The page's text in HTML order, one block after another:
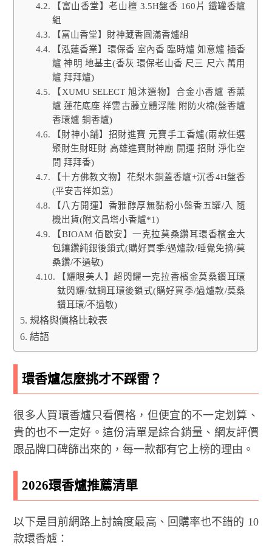
【富山香堂】老山檀 3.5H盤香 160片 鐵罐香爐
組
【富山香堂】財神藏香圓滿香爐組
【泓蓮香業】環保香 室內香 臨時爐 如意爐 插香
爐 神明 地基主(香灰 環保老山香 尺三 尺六 萬用
爐 拜拜爐)
【XUMU SELECT 旭沐選物】合金小香爐 香薰
爐 蓮花底座 祥雲古藤立體浮雕 附防火棉(盤香爐
香環爐 銅香爐)
【財神小舖】招財進寶 元寶手工香爐(兩款任選
聚財生財旺財 高雄進寶財神廟 開運 招財 淨化空
間 拜拜香)
【十方佛教文物】花梨木銅蓋香爐+沉香4H盤香
(平安吉祥如意)
【八方開運】香雅醇厚無黏粉小盤香五罐/入 隨
機出貨(附文昌塔小香爐*1)
【BIOAM 佰歐安】一克拉莫桑鑽耳環香檳金大
包鑲鑽純銀後鎖式(購好買季/過爐款/睡覺免摘/莫
桑鑽/不過敏)
【耀眼美人】超閃耀一克拉香檳金莫桑鑽耳環
鈦閃耀/鈦鋼耳環後鎖式(購好買季/過爐款/莫桑
鑽耳環/不過敏)
規格與價格比較表
結語
環香爐怎麼挑才不踩雷？
很多人買環香爐只看價格，但便宜的不一定划算、
貴的也不一定好。這份清單是綜合銷量、網友評價
跟品牌口碑篩出來的，每一款都有它上榜的理由。
2026環香爐推薦清單
以下是目前網路上討論度最高、回購率也不錯的 10
款環香爐：